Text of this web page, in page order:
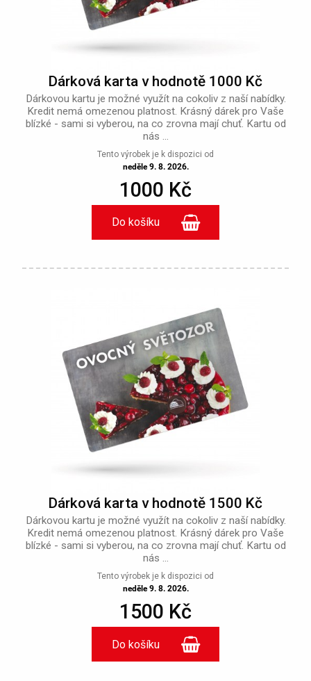
Dárková karta v hodnotě 1000 Kč
Dárkovou kartu je možné využít na cokoliv z naší nabídky.
Kredit nemá omezenou platnost. Krásný dárek pro Vaše
blízké - sami si vyberou, na co zrovna mají chuť. Kartu od
nás ...
Tento výrobek je k dispozici od
neděle 9. 8. 2026.
1000 Kč
Dárková karta v hodnotě 1500 Kč
Dárkovou kartu je možné využít na cokoliv z naší nabídky.
Kredit nemá omezenou platnost. Krásný dárek pro Vaše
blízké - sami si vyberou, na co zrovna mají chuť. Kartu od
nás ...
Tento výrobek je k dispozici od
neděle 9. 8. 2026.
1500 Kč